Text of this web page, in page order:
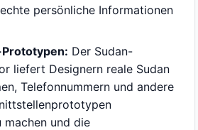
persönliche Informationen
Der Sudan-
liefert Designern reale Sudan
Telefonnummern und andere
machen und die